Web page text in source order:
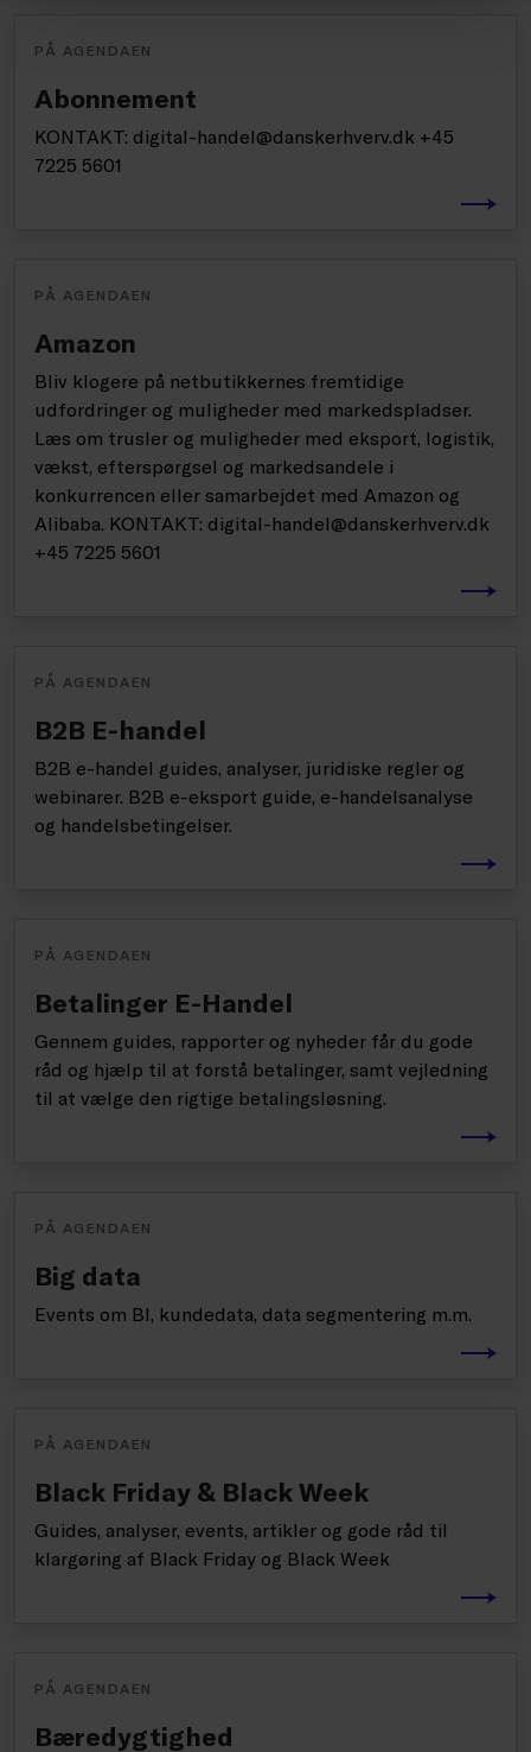
PÅ AGENDAEN
Abonnement
KONTAKT: digital-handel@danskerhverv.dk +45
7225 5601
PÅ AGENDAEN
Amazon
Bliv klogere på netbutikkernes fremtidige
udfordringer og muligheder med markedspladser.
Læs om trusler og muligheder med eksport, logistik,
vækst, efterspørgsel og markedsandele i
konkurrencen eller samarbejdet med Amazon og
Alibaba. KONTAKT: digital-handel@danskerhverv.dk
+45 7225 5601
PÅ AGENDAEN
B2B E-handel
B2B e-handel guides, analyser, juridiske regler og
webinarer. B2B e-eksport guide, e-handelsanalyse
og handelsbetingelser.
PÅ AGENDAEN
Betalinger E-Handel
Gennem guides, rapporter og nyheder får du gode
råd og hjælp til at forstå betalinger, samt vejledning
til at vælge den rigtige betalingsløsning.
PÅ AGENDAEN
Big data
Events om BI, kundedata, data segmentering m.m.
PÅ AGENDAEN
Black Friday & Black Week
Guides, analyser, events, artikler og gode råd til
klargøring af Black Friday og Black Week
PÅ AGENDAEN
Bæredygtighed